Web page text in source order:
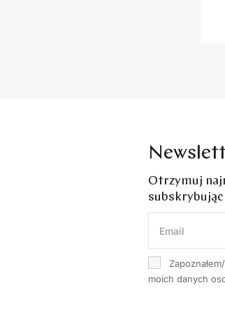
Otrzymuj
moich danych